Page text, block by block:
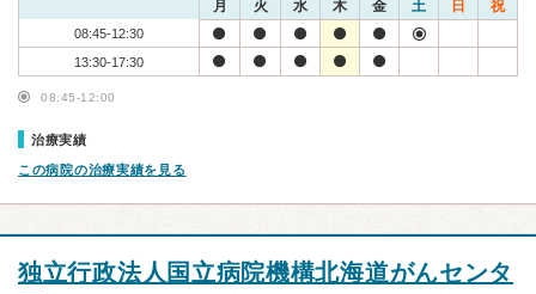
月 火 水 木 金 土 日 祝
08:45-12:30
13:30-17:30
08:45-12:00
治療実績
この病院の治療実績を見る
独立行政法人国立病院機構北海道がんセンタ